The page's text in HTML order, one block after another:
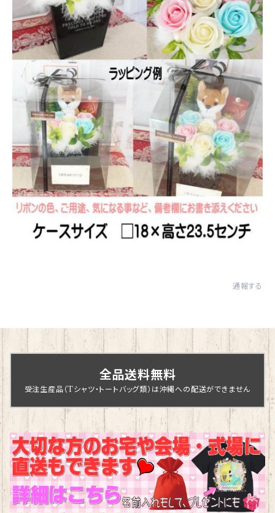
通報する
全品送料無料
受注生産品（Tシャツ・トートバッグ類）は沖縄への配送ができません